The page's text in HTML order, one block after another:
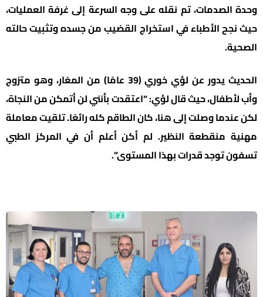
وحدة الصدمات، تم نقله على وجه السرعة إلى غرفة العمليات،
حيث نجح الأطباء في استخراج القضيب من جسده وتثبيت حالته
الصحية.
الحديث يدور عن لؤي خوري (39 عامًا) من المغار، وهو متزوج
وأب لأطفال، حيث قال لؤي: “اعتقدت بأنني لن أتمكن من النجاة،
لكن عندما وصلت إلى هنا، كان الطاقم كله رائعًا. تلقيت معاملة
مهنية منقطعة النظير. لم أكن أعلم أن في المركز الطبي
تسفون توجد قدرات بهذا المستوى”.